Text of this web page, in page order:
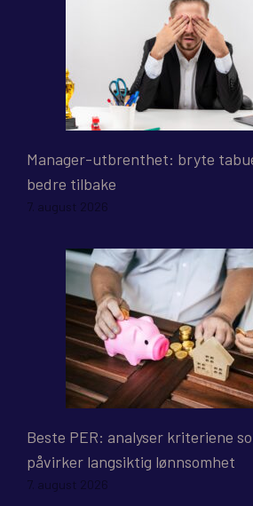
Manager-utbrenthet: bryte
bedre tilbake
7. august 2026
Beste PER: analyser kriteriene
påvirker langsiktig lønnsomhet
7. august 2026